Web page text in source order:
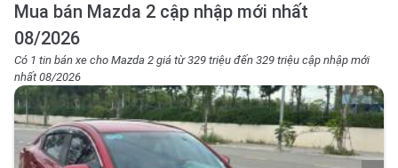
Mua bán Mazda 2 cập nhập mới nhất
08/2026
Có 1 tin bán xe cho Mazda 2 giá từ 329 triệu đến 329 triệu cập nhập mới
nhất 08/2026